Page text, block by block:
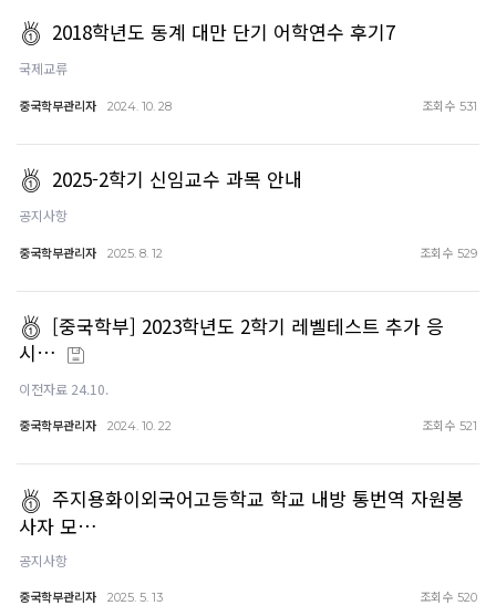
2018학년도 동계 대만 단기 어학연수 후기7
국제교류
중국학부관리자 2024. 10. 28 조회수 531
2025-2학기 신임교수 과목 안내
공지사항
중국학부관리자 2025. 8. 12 조회수 529
[중국학부] 2023학년도 2학기 레벨테스트 추가 응
시…
이전자료 24.10.
중국학부관리자 2024. 10. 22 조회수 521
주지용화이외국어고등학교 학교 내방 통번역 자원봉
사자 모…
공지사항
중국학부관리자 2025. 5. 13 조회수 520